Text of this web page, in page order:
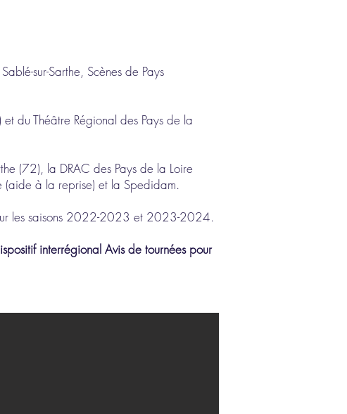
sur-Sarthe, Scènes de Pays
du Théâtre Régional des Pays de la
(72), la DRAC des Pays de la Loire
(aide à la reprise) et la Spedidam.
les saisons 2022-2023 et 2023-2024.
interrégional Avis de tournées pour